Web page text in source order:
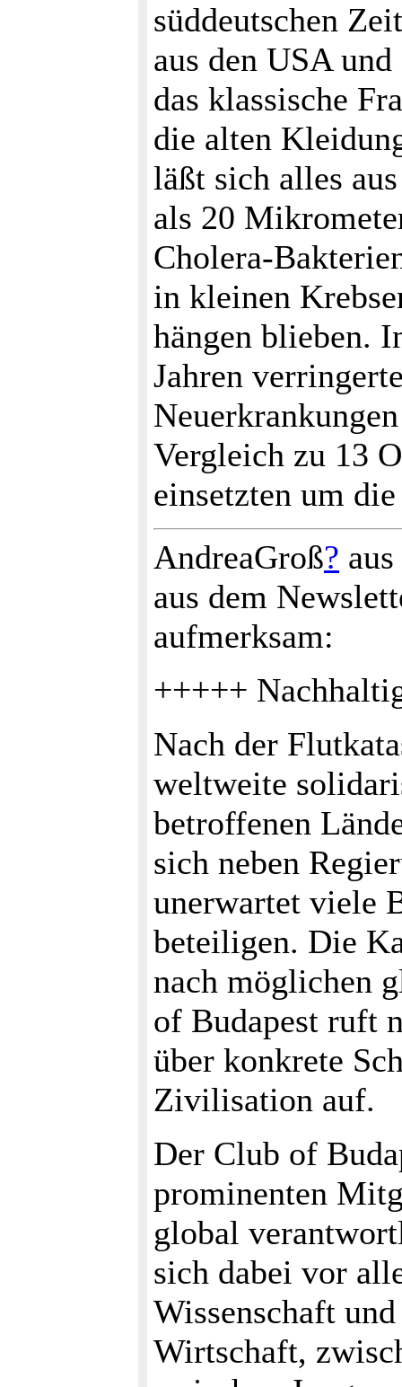
süddeutschen
aus den USA
das klassische
die alten
läßt sich alles
als 20
Cholera-
in kleinen
hängen blieben.
Jahren
Vergleich zu 13
einsetzten um
AndreaGroß?
aus dem
aufmerksam:
+++++
Nach der
weltweite
betroffenen
sich neben
unerwartet viele
beteiligen. Die
nach möglichen
of Budapest ruft
über konkrete
Zivilisation auf.
Der Club of
prominenten
global
sich dabei vor
Wissenschaft
Wirtschaft,